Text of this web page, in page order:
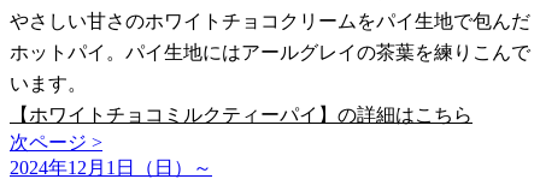
やさしい甘さのホワイトチョコクリームをパイ生地で包んだ
ホットパイ。パイ生地にはアールグレイの茶葉を練りこんで
います。
【ホワイトチョコミルクティーパイ】の詳細はこちら
次ページ >
2024年12月1日（日）～